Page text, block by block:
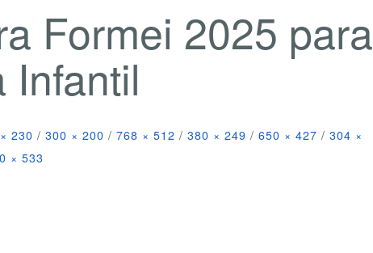
Formei 2025 para
Infantil
230 / 300 × 200 / 768 × 512 / 380 × 249 / 650 × 427 / 304 ×
× 533